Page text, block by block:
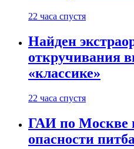
22 часа спустя
Найден
откручивания
«классике»
22 часа спустя
ГАИ по Москве
опасности